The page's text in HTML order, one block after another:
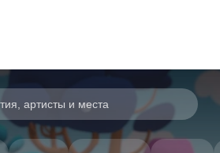
артисты и места